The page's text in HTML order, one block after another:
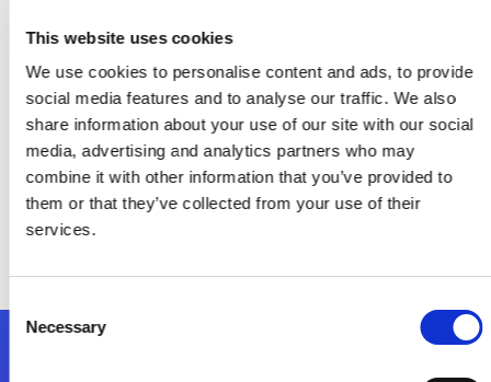
This website uses cookies
We use cookies to personalise content and ads, to provide
social media features and to analyse our traffic. We also
share information about your use of our site with our social
media, advertising and analytics partners who may
combine it with other information that you’ve provided to
them or that they’ve collected from your use of their
services.
Selection
Necessary
Redaktion
Magic Software stellt neue Plattform MagicTouch vor –
Grundlage für KI durch Datenmanagement, Automatisierung
und Cloud-Integration